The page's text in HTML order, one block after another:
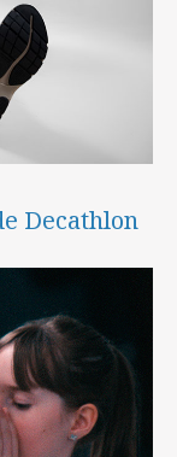
Decathlon